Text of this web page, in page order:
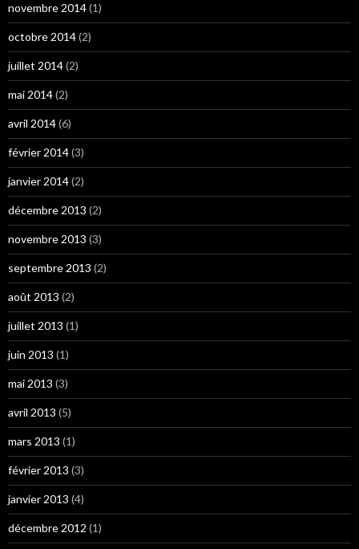
novembre 2014(1)
octobre 2014(2)
juillet 2014(2)
mai 2014(2)
avril 2014(6)
février 2014(3)
janvier 2014(2)
décembre 2013 (2)
novembre 2013 (3)
septembre 2013 (2)
août 2013 (2)
juillet 2013 (1)
juin 2013 (1)
mai 2013 (3)
avril 2013 (5)
mars 2013 (1)
février 2013 (3)
janvier 2013 (4)
décembre 2012 (1)